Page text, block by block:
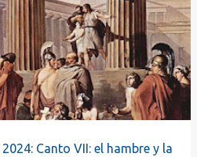
Canto VII: el hambre y la